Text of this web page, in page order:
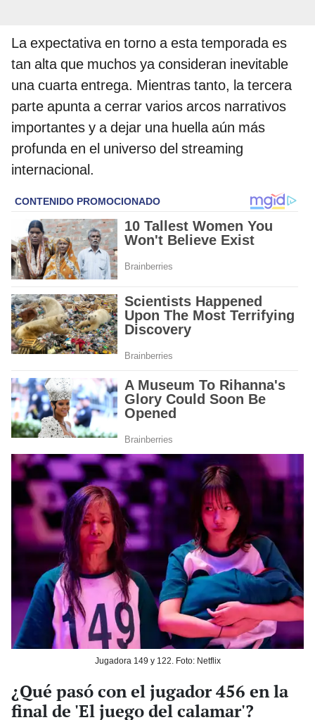
La expectativa en torno a esta temporada es
tan alta que muchos ya consideran inevitable
una cuarta entrega. Mientras tanto, la tercera
parte apunta a cerrar varios arcos narrativos
importantes y a dejar una huella aún más
profunda en el universo del streaming
internacional.
Jugadora 149 y 122. Foto: Netflix
¿Qué pasó con el jugador 456 en la
final de 'El juego del calamar'?